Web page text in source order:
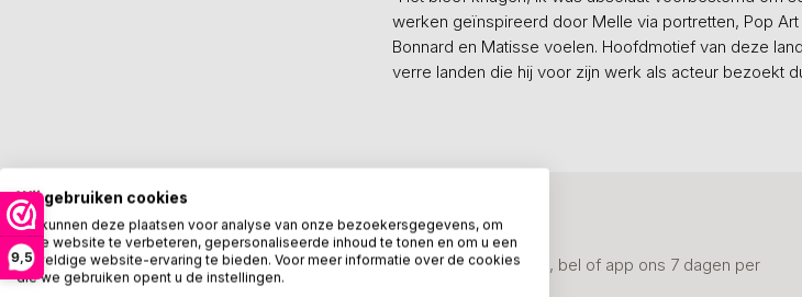
9,5
werken geïnspireerd door Melle via portretten, Pop
Bonnard en Matisse voelen. Hoofdmotief van deze
verre landen die hij voor zijn werk als acteur bezoekt
Meer informatie?
We helpen graag met uw keuze of geven advies, bel of app ons 7 dagen per
week: 06-23643267
Wij gebruiken cookies
We kunnen deze plaatsen voor analyse van onze bezoekersgegevens, om
onze website te verbeteren, gepersonaliseerde inhoud te tonen en om u een
geweldige website-ervaring te bieden. Voor meer informatie over de cookies
die we gebruiken opent u de instellingen.